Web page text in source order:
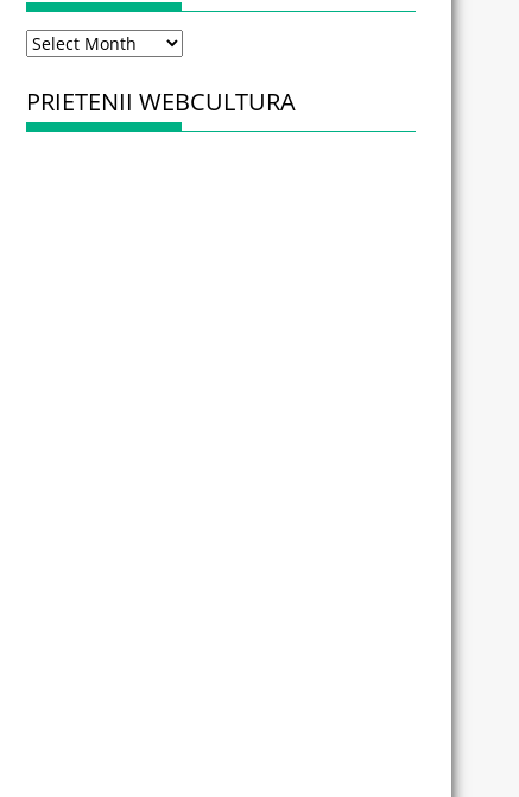
Arhiva
PRIETENII WEBCULTURA